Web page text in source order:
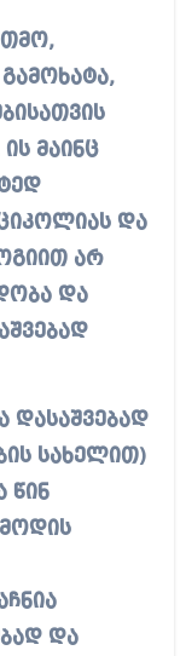
მაინც
და
არ
და
დასაშვებად
სახელით)
წინ
და